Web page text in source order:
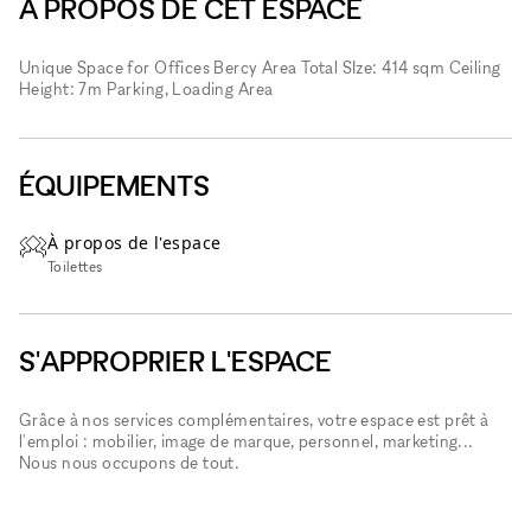
À PROPOS DE CET ESPACE
Unique Space for Offices Bercy Area Total SIze: 414 sqm Ceiling
Height: 7m Parking, Loading Area
ÉQUIPEMENTS
À propos de l'espace
Toilettes
S'APPROPRIER L'ESPACE
Grâce à nos services complémentaires, votre espace est prêt à
l'emploi : mobilier, image de marque, personnel, marketing...
Nous nous occupons de tout.